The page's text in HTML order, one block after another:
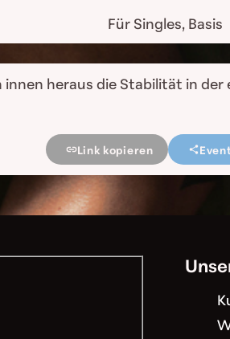
Für Singles, Basis
heraus die Stabilität in
Link kopieren